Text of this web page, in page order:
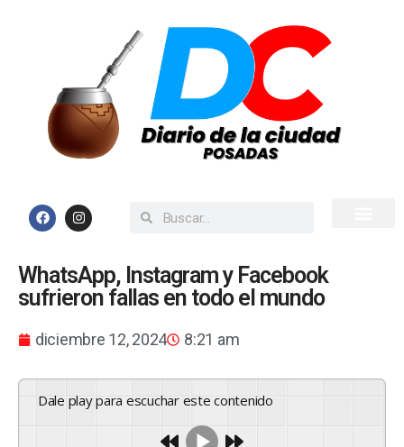
WhatsApp, Instagram y Facebook
sufrieron fallas en todo el mundo
diciembre 12, 2024 8:21 am
Dale play para escuchar este contenido